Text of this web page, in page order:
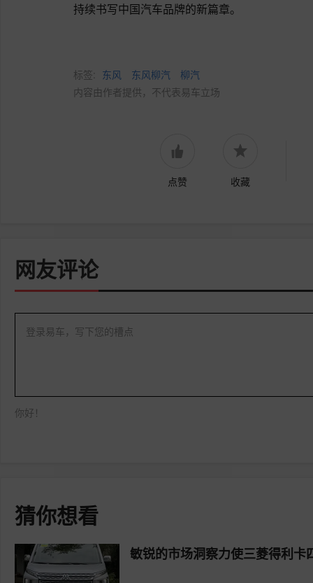
持续书写中国汽车品牌的新篇章。
标签: 东风 东风柳汽
柳汽
内容由作者提供，不代表易车立场
点赞 收藏
网友评论
登录易车，写下您的槽点
你好！
猜你想看
敏锐的市场洞察力使三菱得利